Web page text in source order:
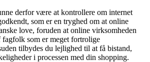
derfor være at kontrollere om internet
som er en tryghed om at online
love, foruden at online virksomheden
fagfolk som er meget fortrolige
tilbydes du lejlighed til at få bistand,
i processen med din shopping.